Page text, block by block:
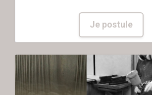
Je postule